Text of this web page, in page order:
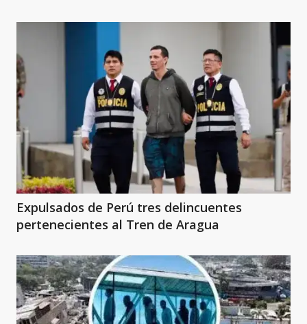
Expulsados de Perú tres delincuentes
pertenecientes al Tren de Aragua